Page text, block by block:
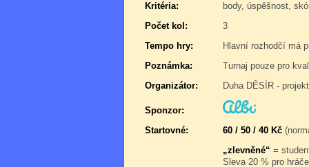
Kritéria:
body, úspěšnost,
Počet kol:
3
Tempo hry:
Hlavní rozhodčí má
Poznámka:
Turnaj pouze pro
Organizátor:
Duha DĚSÍR -
Sponzor:
Startovné:
60 / 50 / 40 Kč
„zlevněné“ =
Sleva 20 % pro